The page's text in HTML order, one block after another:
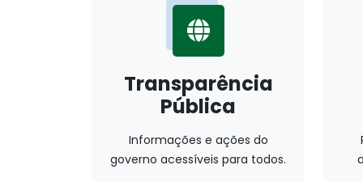
Transparência
Pública
Informações e ações do
governo acessíveis para todos.